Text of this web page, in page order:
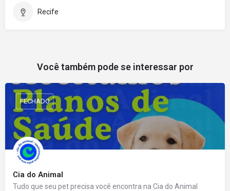
Recife
Você também pode se interessar por
Cia do Animal
Tudo que seu pet precisa você encontra na Cia do Animal
FECHADO